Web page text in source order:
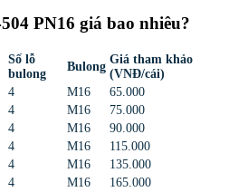
PN16 giá bao nhiêu?
Số lỗ
bulong
Bulong
Giá tham khảo
(VNĐ/cái)
4 M16
65.000
4 M16
75.000
4 M16
90.000
4 M16
115.000
4 M16
135.000
4 M16
165.000